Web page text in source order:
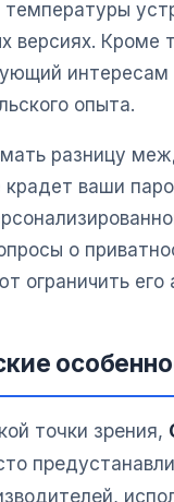
версиях. Кроме
интересам
опыта.
разницу
крадет ваши
о
ограничить его
точки зрения,